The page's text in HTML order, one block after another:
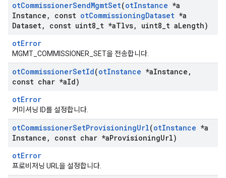
otCommissionerSendMgmtSet(otInstance *a
Instance , const otCommissioningDataset *a
Dataset, const uint8 t *aTlvs, uint8 t aLength)
otError
MGMT_COMMISSIONER_SET을 전송합니다.
otCommissionerSetId(otInstance *aInstance ,
const char *aId)
otError
커미셔닝 ID를 설정합니다.
otCommissionerSetProvisioningUrl(otInstance *a
Instance , const char *aProvisioningUrl)
otError
프로비저닝 URL을 설정합니다.